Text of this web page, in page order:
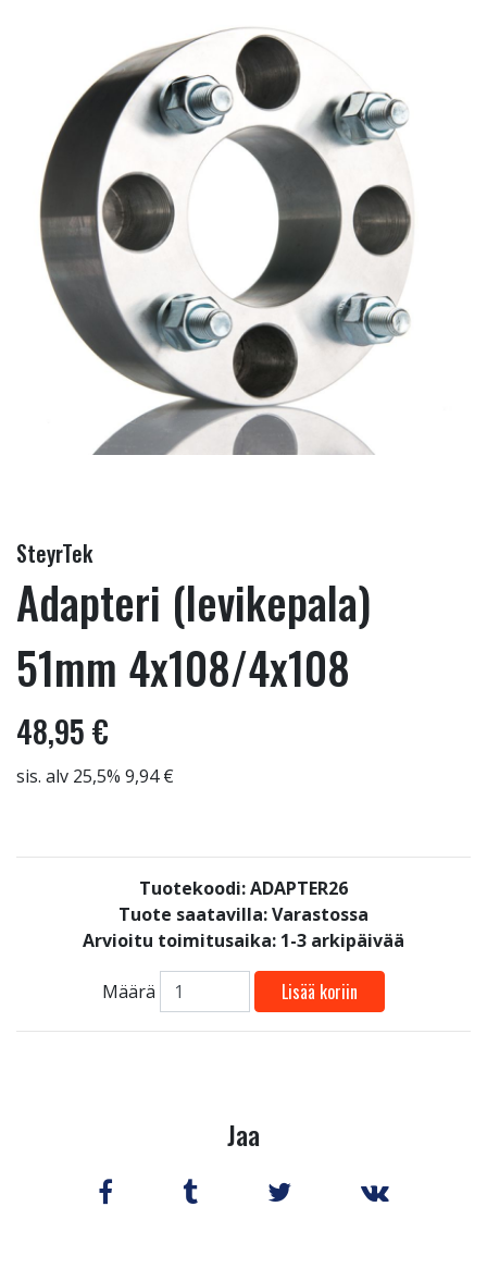
SteyrTek
Adapteri (levikepala)
51mm 4x108/4x108
48,95 €
sis. alv 25,5% 9,94 €
Tuotekoodi: ADAPTER26
Tuote saatavilla:Varastossa
Arvioitu toimitusaika: 1-3 arkipäivää
Määrä Lisää koriin
Jaa